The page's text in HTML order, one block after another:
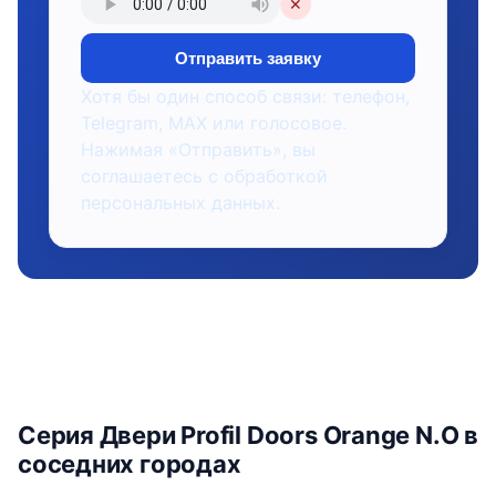
✕
Отправить заявку
Хотя бы один способ связи: телефон,
Telegram, MAX или голосовое.
Нажимая «Отправить», вы
соглашаетесь с обработкой
персональных данных.
Серия Двери Profil Doors Orange N.O в
соседних городах